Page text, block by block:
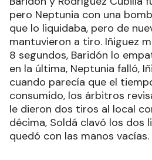
pero Neptunia con una
que lo liquidaba, pero de
mantuvieron a tiro. Iñiguez
8 segundos, Baridón lo
en la última, Neptunia falló,
cuando parecía que el
consumido, los árbitros
le dieron dos tiros al local
décima, Soldá clavó los dos
quedó con las manos vacías.